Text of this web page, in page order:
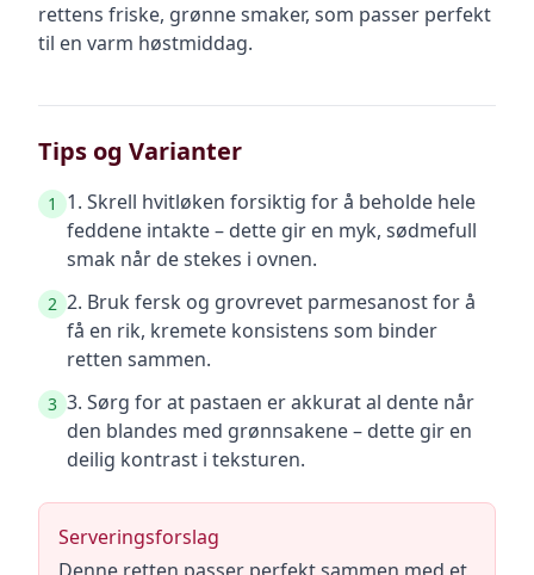
rettens friske, grønne smaker, som passer perfekt
til en varm høstmiddag.
Tips og Varianter
1
1. Skrell hvitløken forsiktig for å beholde hele
feddene intakte – dette gir en myk, sødmefull
smak når de stekes i ovnen.
2 2. Bruk fersk og grovrevet parmesanost for å
få en rik, kremete konsistens som binder
retten sammen.
3 3. Sørg for at pastaen er akkurat al dente når
den blandes med grønnsakene – dette gir en
deilig kontrast i teksturen.
Serveringsforslag